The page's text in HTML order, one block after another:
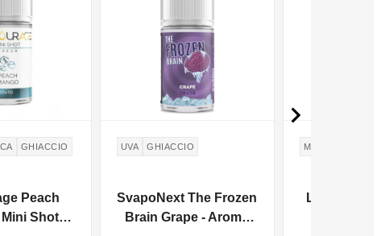
GHIACCIO
Peach
Mini Shot
UVA GHIACCIO
SvapoNext The Frozen
Brain Grape - Aroma
MENTA
LOP
